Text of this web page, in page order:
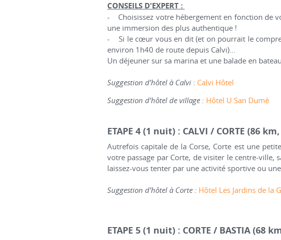
CONSEILS D'EXPERT :
- Choisissez votre hébergement en fonction de
une immersion des plus authentique !
- Si le cœur vous en dit (et on pourrait le
environ 1h40 de route depuis Calvi)...
Un déjeuner sur sa marina et une balade en
Suggestion d’hôtel à Calvi : Calvi Hôtel
Suggestion d’hôtel de village : Hôtel U San Dumè
ETAPE 4 (1 nuit) : CALVI / CORTE (86
Autrefois capitale de la Corse, Corte est une
votre passage par Corte, de visiter le centre-ville,
laissez-vous tenter par une activité sportive ou
Suggestion d’hôtel à Corte : Hôtel Les Jardins de la
ETAPE 5 (1 nuit) : CORTE / BASTIA (68